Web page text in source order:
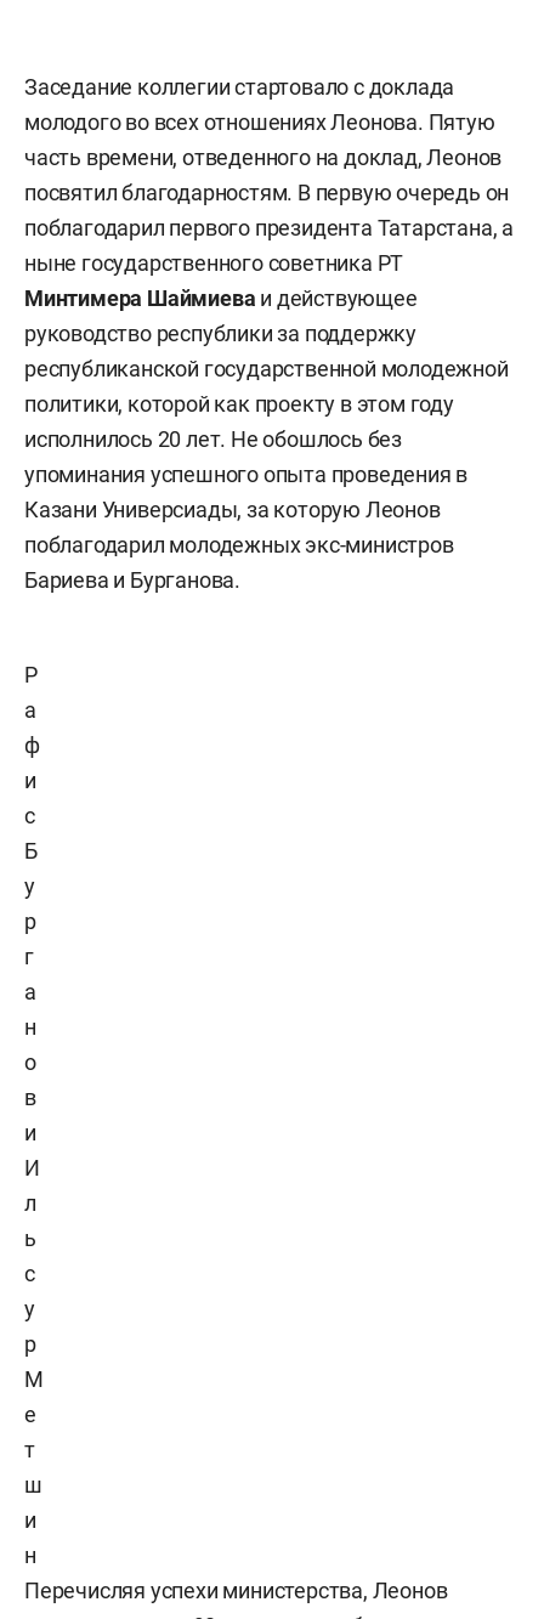
Заседание коллегиистартовало с доклада
молодого во всех отношениях Леонова. Пятую
часть времени, отведенного на доклад, Леонов
посвятил благодарностям. В первую очередь он
поблагодарил первого президента Татарстана, а
ныне государственного советника РТ
Минтимера Шаймиева и действующее
руководство республики за поддержку
республиканской государственной молодежной
политики, которой как проекту в этом году
исполнилось 20 лет. Не обошлось без
упоминания успешного опыта проведения в
Казани Универсиады, за которую Леонов
поблагодарил молодежных экс-министров
Бариева и Бурганова.
Р
а
ф
и
с
Б
у
р
г
а
н
о
в
и
И
л
ь
с
у
р
М
е
т
ш
и
н
Перечисляя успехи министерства, Леонов